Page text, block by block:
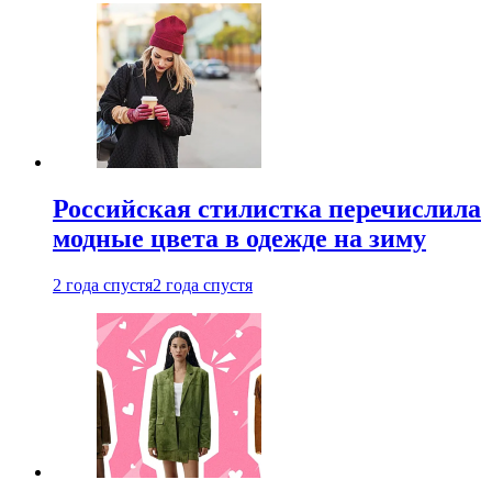
Российская стилистка перечислила
модные цвета в одежде на зиму
2 года спустя2 года спустя